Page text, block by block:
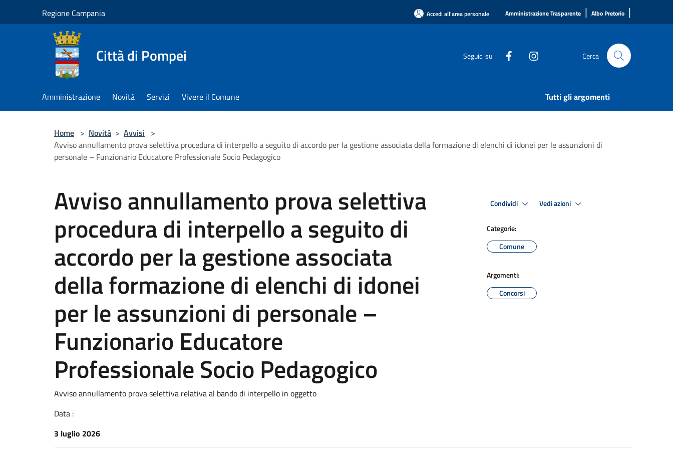
Regione Campania Accedi all'area personale Amministrazione Trasparente | Albo Pretorio |
Città di Pompei Seguici su Cerca
Amministrazione Novità Servizi Vivere il Comune Tutti gli argomenti
Home > Novità > Avvisi >
Avviso annullamento prova selettiva procedura di interpello a seguito di accordo per la gestione associata della formazione di elenchi di idonei per le assunzioni di
personale – Funzionario Educatore Professionale Socio Pedagogico
Avviso annullamento prova selettiva
procedura di interpello a seguito di
accordo per la gestione associata
della formazione di elenchi di idonei
per le assunzioni di personale –
Funzionario Educatore
Professionale Socio Pedagogico
Avviso annullamento prova selettiva relativa al bando di interpello in oggetto
Data :
3 luglio 2026
Condividi Vedi azioni
Categorie:
Comune
Argomenti:
Concorsi